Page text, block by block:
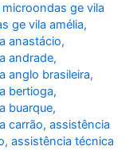
ge vila
ge vila amélia,
anastácio,
andrade,
anglo brasileira,
bertioga,
buarque,
carrão,assistência
,assistência técnica